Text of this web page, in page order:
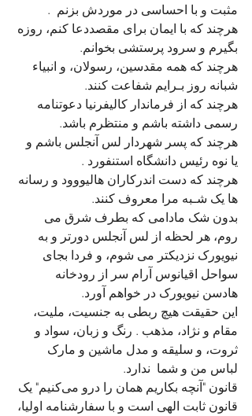
مثبت و با احساسی در موردش بزنم  .
هرچند که با ایمان برای مقصددعا کنم، روزه
بگیرم و سرود پرستشی بخوانم.
هرچند که همه مقدسین، رسولان، و انبیاء
شبانه روز بـرایم شفاعت کنند.
هرچند که از فرماندار کالیفرنیا دعوتنامه
رسمی داشته باشم و منتظرم باشد.
هرچند که پسر شهردار لس آنجلس باشم و
یا نوه رئیس دانشگاه استنفورد .
هرچند که دست اندرکاران هالیووود و رسانه
ها یک شـبه مرا معروف کنند.
بدون شک مادامی که بطرف شرق می
روم، هر لحظه از لس آنجلس دورتر و به
نیویورک نزدیکتر می شوم، و فردا بجای
سواحل اقیانوس آرام سر از رودخانه
هادسن نیویورک در خواهم آورد.
این حقیقت هیچ ربطی به جنسیت، ملیت،
مقام و نژاد، مذهب . رنگ و زبان، سواد و
ثروت، و سلیقه و مدل ماشین و مارک
لباس من و شما  ندارد.
قانون "آنچه بکاریم همان را درو می‌کنیم" یک
قانون ثابت الهی است و با سفارشنامه اولیا،